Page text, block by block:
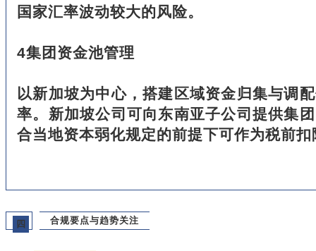
国家汇率波动较大的风险。
4集团资金池管理
以新加坡为中心，搭建区域资金归集与调
率。新加坡公司可向东南亚子公司提供集
合当地资本弱化规定的前提下可作为税前扣
四 合规要点与趋势关注